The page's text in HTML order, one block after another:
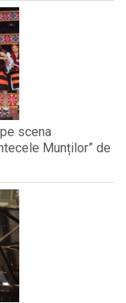
scena
Munților” de